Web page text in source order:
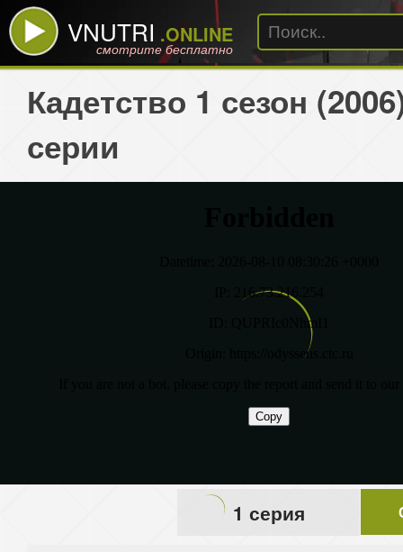
VNUTRI .ONLINE
смотрите бесплатно
Кадетство 1 сезон
серии
1 серия